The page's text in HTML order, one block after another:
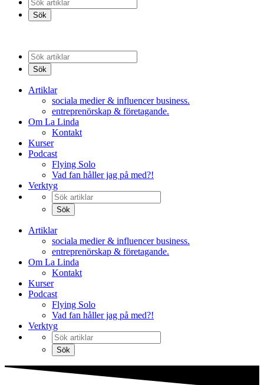
Artiklar
sociala medier & influencer business.
entreprenörskap & företagande.
Om La Linda
Kontakt
Kurser
Podcast
Flying Solo
Vad fan håller jag på med?!
Verktyg
Artiklar
sociala medier & influencer business.
entreprenörskap & företagande.
Om La Linda
Kontakt
Kurser
Podcast
Flying Solo
Vad fan håller jag på med?!
Verktyg